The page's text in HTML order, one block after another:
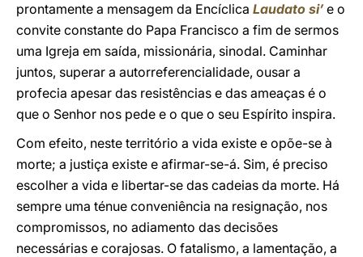
prontamente a mensagem da Encíclica Laudato si’e o
convite constante do Papa Francisco a fim de sermos
uma Igreja em saída, missionária, sinodal. Caminhar
juntos, superar a autorreferencialidade, ousar a
profecia apesar das resistências e das ameaças é o
que o Senhor nos pede e o que o seu Espírito inspira.
Com efeito, neste território a vida existe e opõe-se à
morte; a justiça existe e afirmar-se-á. Sim, é preciso
escolher a vida e libertar-se das cadeias da morte. Há
sempre uma ténue conveniência na resignação, nos
compromissos, no adiamento das decisões
necessárias e corajosas. O fatalismo, a lamentação, a